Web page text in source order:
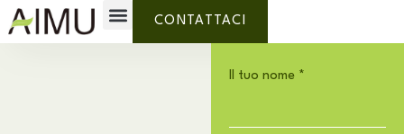
CONTATTACI
Il tuo nome *